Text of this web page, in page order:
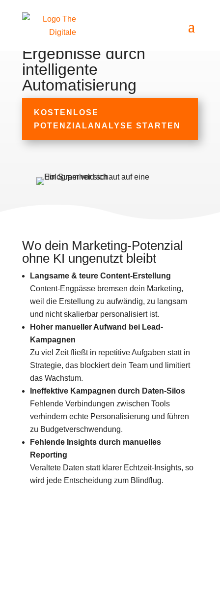
Deine KI-Agentur
für messbare
Ergebnisse durch
intelligente
Automatisierung
KOSTENLOSE
POTENZIALANALYSE STARTEN
Wo dein Marketing-Potenzial
ohne KI ungenutzt bleibt
Langsame & teure Content-Erstellung
Content-Engpässe bremsen dein Marketing,
weil die Erstellung zu aufwändig, zu langsam
und nicht skalierbar personalisiert ist.
Hoher manueller Aufwand bei Lead-
Kampagnen
Zu viel Zeit fließt in repetitive Aufgaben statt in
Strategie, das blockiert dein Team und limitiert
das Wachstum.
Ineffektive Kampagnen durch Daten-Silos
Fehlende Verbindungen zwischen Tools
verhindern echte Personalisierung und führen
zu Budgetverschwendung.
Fehlende Insights durch manuelles
Reporting
Veraltete Daten statt klarer Echtzeit-Insights, so
wird jede Entscheidung zum Blindflug.